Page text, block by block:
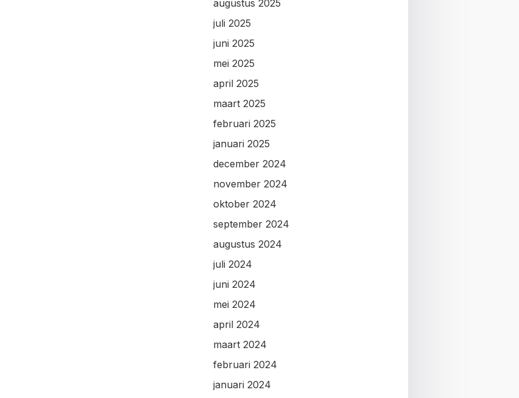
augustus 2025
juli 2025
juni 2025
mei 2025
april 2025
maart 2025
februari 2025
januari 2025
december 2024
november 2024
oktober 2024
september 2024
augustus 2024
juli 2024
juni 2024
mei 2024
april 2024
maart 2024
februari 2024
januari 2024